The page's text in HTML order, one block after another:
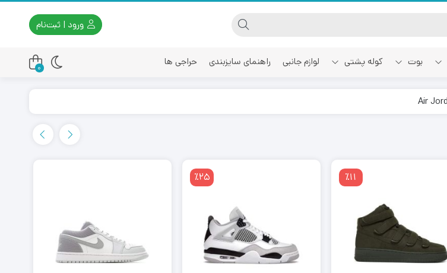
ورود | ثبت‌نام
بوت کوله پشتی لوازم جانبی راهنمای سایزبندی حراجی ها
0
٪11 ٪25